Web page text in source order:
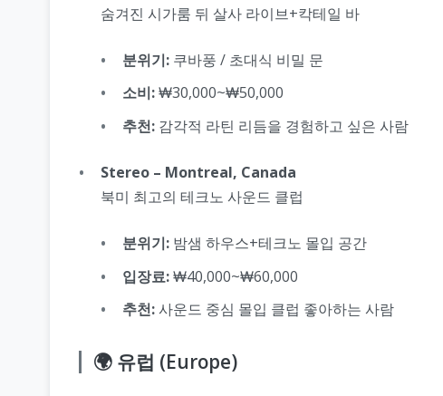
숨겨진 시가룸 뒤 살사 라이브+칵테일 바
분위기: 쿠바풍 / 초대식 비밀 문
소비:₩30,000~₩50,000
추천: 감각적 라틴 리듬을 경험하고 싶은 사람
Stereo – Montreal, Canada
북미 최고의 테크노 사운드 클럽
분위기: 밤샘 하우스+테크노 몰입 공간
입장료:₩40,000~₩60,000
추천:사운드 중심 몰입 클럽 좋아하는 사람
🌍 유럽 (Europe)